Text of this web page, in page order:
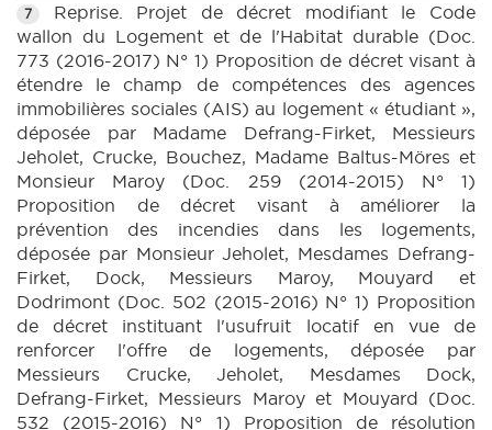
7
Reprise. Projet de décret modifiant le Code
wallon du Logement et de l'Habitat durable (Doc.
773 (2016-2017) N° 1) Proposition de décret visant à
étendre le champ de compétences des agences
immobilières sociales (AIS) au logement « étudiant »,
déposée par Madame Defrang-Firket, Messieurs
Jeholet, Crucke, Bouchez, Madame Baltus-Möres et
Monsieur Maroy (Doc. 259 (2014-2015) N° 1)
Proposition de décret visant à améliorer la
prévention des incendies dans les logements,
déposée par Monsieur Jeholet, Mesdames Defrang-
Firket, Dock, Messieurs Maroy, Mouyard et
Dodrimont (Doc. 502 (2015-2016) N° 1) Proposition
de décret instituant l'usufruit locatif en vue de
renforcer l'offre de logements, déposée par
Messieurs Crucke, Jeholet, Mesdames Dock,
Defrang-Firket, Messieurs Maroy et Mouyard (Doc.
532 (2015-2016) N° 1) Proposition de résolution